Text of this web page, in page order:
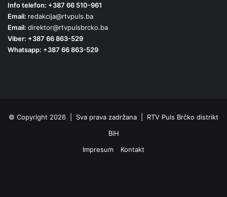
Info telefon: +387 66 510-961
Email: redakcija@rtvpuls.ba
Email: direktor@rtvpulsbrcko.ba
Viber: +387 66 863-529
Whatsapp: +387 66 863-529
© Copyright 2026 | Sva prava zadržana | RTV Puls Brčko distrikt
BiH
Impresum
Kontakt